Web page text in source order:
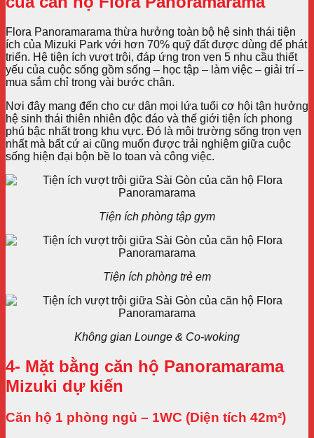
Flora Panoramarama thừa hưởng toàn bộ hệ sinh thái tiện
ích của Mizuki Park với hơn 70% quỹ đất được dùng để phát
triển. Hệ tiện ích vượt trội, đáp ứng trọn vẹn 5 nhu cầu thiết
yếu của cuộc sống gồm sống – học tập – làm việc – giải trí –
mua sắm chỉ trong vài bước chân.
Nơi đây mang đến cho cư dân mọi lứa tuổi cơ hội tận hưởng
hệ sinh thái thiên nhiên độc đáo và thế giới tiện ích phong
phú bậc nhất trong khu vực. Đó là môi trường sống trọn vẹn
nhất mà bất cứ ai cũng muốn được trải nghiệm giữa cuộc
sống hiện đại bộn bề lo toan và công việc.
Tiện ích phòng tập gym
Tiện ích phòng trẻ em
Không gian Lounge & Co-woking
4- Mặt bằng căn hộ Panoramarama
Mizuki dự kiến
Căn hộ 1 phòng ngủ – 1WC (Diện tích 42m²)